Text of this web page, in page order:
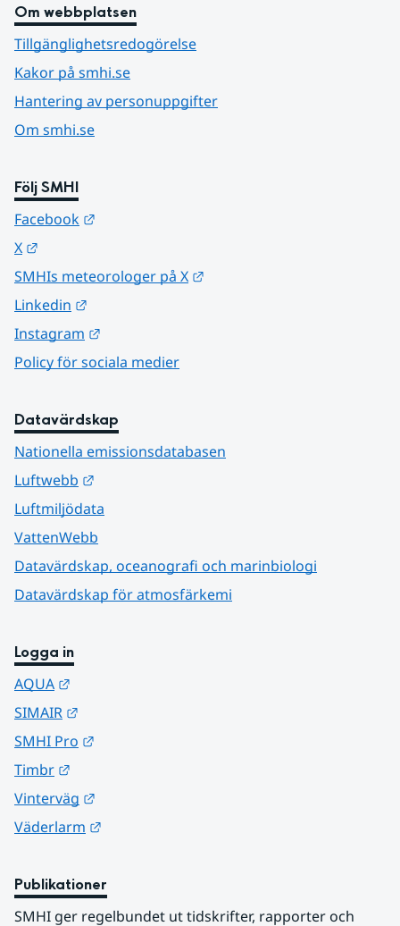
Om webbplatsen
Tillgänglighetsredogörelse
Kakor på smhi.se
Hantering av personuppgifter
Om smhi.se
Följ SMHI
Facebook
X
SMHIs meteorologer på X
Linkedin
Instagram
Policy för sociala medier
Datavärdskap
Nationella emissionsdatabasen
Luftwebb
Luftmiljödata
VattenWebb
Datavärdskap, oceanografi och marinbiologi
Datavärdskap för atmosfärkemi
Logga in
AQUA
SIMAIR
SMHI Pro
Timbr
Vinterväg
Väderlarm
Publikationer
SMHI ger regelbundet ut tidskrifter, rapporter och